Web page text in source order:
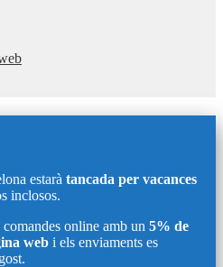
estarà tancada per vacances
inclosos.
online amb un 5% de
web i els enviaments es